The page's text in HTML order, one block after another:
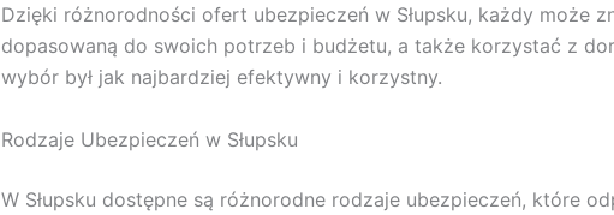
Dzięki różnorodności ofert ubezpieczeń w Słupsku, każdy może
dopasowaną do swoich potrzeb i budżetu, a także korzystać z
wybór był jak najbardziej efektywny i korzystny.
Rodzaje Ubezpieczeń w Słupsku
W Słupsku dostępne są różnorodne rodzaje ubezpieczeń, które